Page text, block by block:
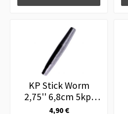
KP Stick Worm
2,75'' 6,8cm 5kpl
021
4,90 €